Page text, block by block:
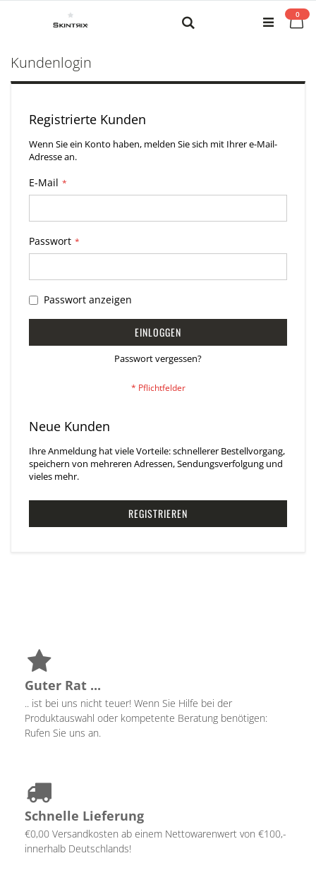
0
Kundenlogin
Registrierte Kunden
Wenn Sie ein Konto haben, melden Sie sich mit Ihrer e-Mail-
Adresse an.
E-Mail
Passwort
Passwort anzeigen
EINLOGGEN
Passwort vergessen?
Neue Kunden
Ihre Anmeldung hat viele Vorteile: schnellerer Bestellvorgang,
speichern von mehreren Adressen, Sendungsverfolgung und
vieles mehr.
REGISTRIEREN
Guter Rat ...
.. ist bei uns nicht teuer! Wenn Sie Hilfe bei der
Produktauswahl oder kompetente Beratung benötigen:
Rufen Sie uns an.
Schnelle Lieferung
€0,00 Versandkosten ab einem Nettowarenwert von €100,-
innerhalb Deutschlands!